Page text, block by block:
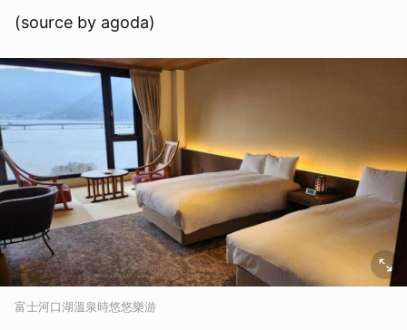
(source by agoda)
富士河口湖溫泉時悠悠樂游